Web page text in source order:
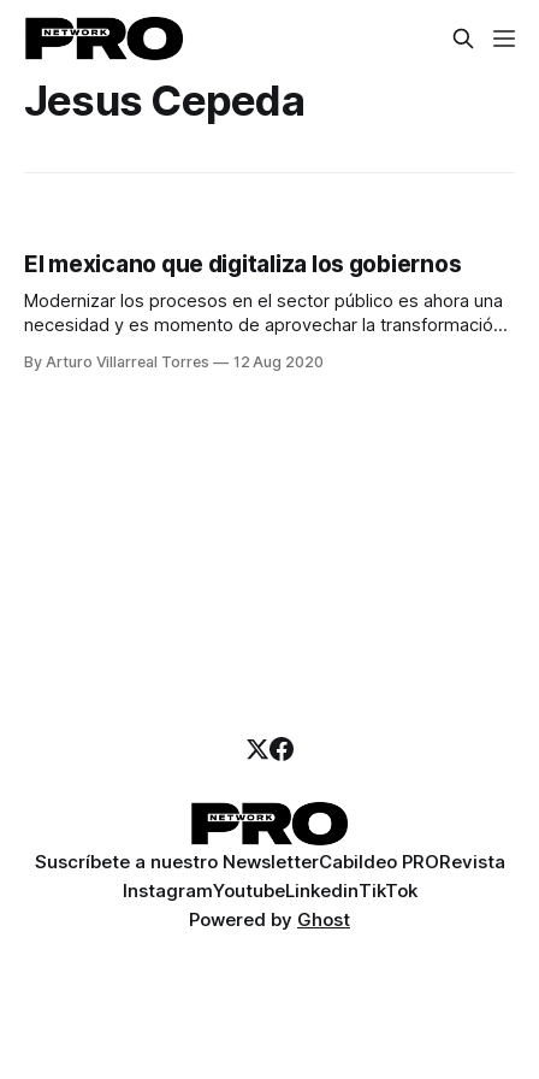
Jesus Cepeda
El mexicano que digitaliza los gobiernos
Modernizar los procesos en el sector público es ahora una
necesidad y es momento de aprovechar la transformación
By Arturo Villarreal Torres 12 Aug 2020
Suscríbete a nuestro NewsletterCabildeo PRORevista
InstagramYoutubeLinkedinTikTok
Powered by Ghost